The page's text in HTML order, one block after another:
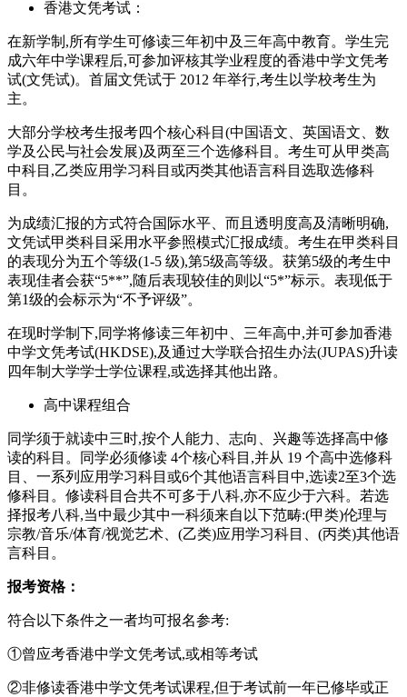
香港文凭考试：
在新学制,所有学生可修读三年初中及三年高中教育。学生完
成六年中学课程后,可参加评核其学业程度的香港中学文凭考
试(文凭试)。首届文凭试于 2012 年举行,考生以学校考生为
主。
大部分学校考生报考四个核心科目(中国语文、英国语文、数
学及公民与社会发展)及两至三个选修科目。考生可从甲类高
中科目,乙类应用学习科目或丙类其他语言科目选取选修科
目。
为成绩汇报的方式符合国际水平、而且透明度高及清晰明确,
文凭试甲类科目采用水平参照模式汇报成绩。考生在甲类科目
的表现分为五个等级(1-5 级),第5级高等级。获第5级的考生中
表现佳者会获“5**”,随后表现较佳的则以“5*”标示。表现低于
第1级的会标示为“不予评级”。
在现时学制下,同学将修读三年初中、三年高中,并可参加香港
中学文凭考试(HKDSE),及通过大学联合招生办法(JUPAS)升读
四年制大学学士学位课程,或选择其他出路。
高中课程组合
同学须于就读中三时,按个人能力、志向、兴趣等选择高中修
读的科目。同学必须修读 4个核心科目,并从 19 个高中选修科
目、一系列应用学习科目或6个其他语言科目中,选读2至3个选
修科目。修读科目合共不可多于八科,亦不应少于六科。若选
择报考八科,当中最少其中一科须来自以下范畴:(甲类)伦理与
宗教/音乐/体育/视觉艺术、(乙类)应用学习科目、(丙类)其他语
言科目。
报考资格：
符合以下条件之一者均可报名参考:
①曾应考香港中学文凭考试,或相等考试
②非修读香港中学文凭考试课程,但于考试前一年已修毕或正